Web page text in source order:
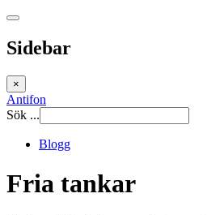
Sidebar
×
Antifon
Sök ...
Blogg
Fria tankar